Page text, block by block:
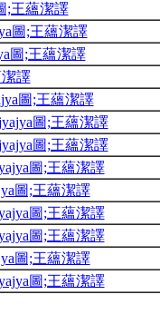
;王蘊潔譯
圖;王蘊潔譯
圖;王蘊潔譯
譯
圖;王蘊潔譯
圖;王蘊潔譯
圖;王蘊潔譯
圖;王蘊潔譯
圖;王蘊潔譯
圖;王蘊潔譯
圖;王蘊潔譯
圖;王蘊潔譯
圖;王蘊潔譯